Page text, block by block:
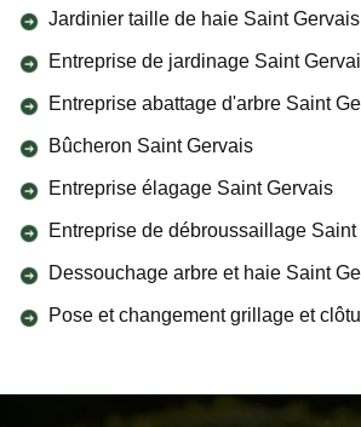
Jardinier taille de haie Saint Gervais
Entreprise de jardinage Saint
Entreprise abattage d'arbre Saint
Bûcheron Saint Gervais
Entreprise élagage Saint Gervais
Entreprise de débroussaillage Saint
Dessouchage arbre et haie Saint
Pose et changement grillage et